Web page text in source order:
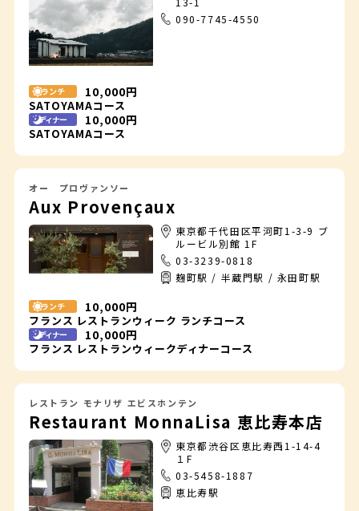
090-7745-4550
ランチ
SATOYAMAコース
10,000円
ディナー
SATOYAMAコース
10,000円
Aux Provençaux
オー プロヴァンソー
東京都千代田区平河町1-3-9 ブ
ルービル別館 1F
03-3239-0818
麹町駅 / 半蔵門駅 / 永田町駅
ランチ
フランス レストランウィーク ランチコース
10,000円
ディナー
フランス レストランウィークディナーコース
10,000円
Restaurant MonnaLisa 恵比寿本店
レストラン モナリザ エビスホンテン
東京都渋谷区恵比寿西1-14-4
１F
03-5458-1887
恵比寿駅